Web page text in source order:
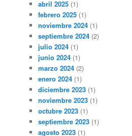
abril 2025 (1)
febrero 2025 (1)
noviembre 2024 (1)
septiembre 2024 (2)
julio 2024 (1)
junio 2024 (1)
marzo 2024 (2)
enero 2024 (1)
diciembre 2023 (1)
noviembre 2023 (1)
octubre 2023 (1)
septiembre 2023 (1)
agosto 2023 (1)